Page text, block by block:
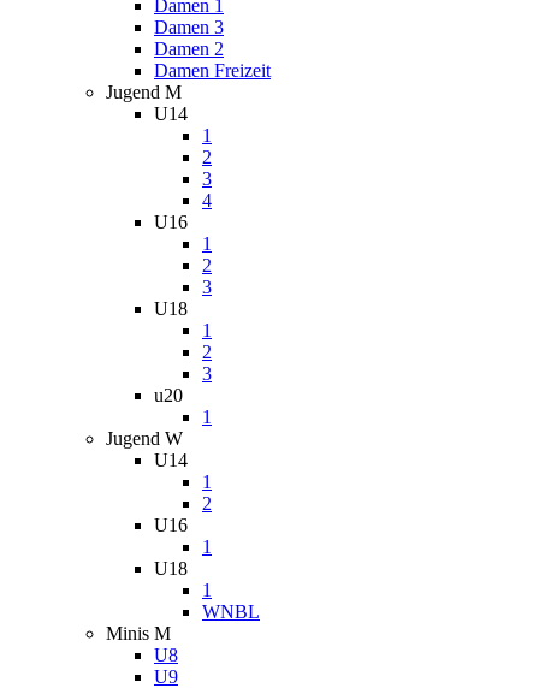
Damen 1
Damen 3
Damen 2
Damen Freizeit
Jugend M
U14
1
2
3
4
U16
1
2
3
U18
1
2
3
u20
1
Jugend W
U14
1
2
U16
1
U18
1
WNBL
Minis M
U8
U9